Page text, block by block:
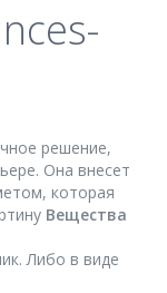
решение,
Она внесет
которая
Вещества
Либо в виде